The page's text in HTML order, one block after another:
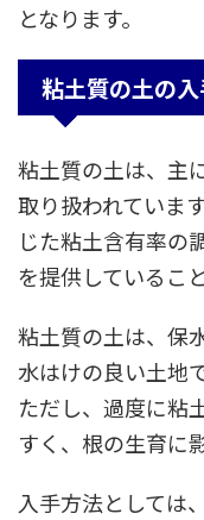
となります。
粘土質の土の
粘土質の土は、主
取り扱われていま
じた粘土含有率の
を提供しているこ
粘土質の土は、保
水はけの良い土地
ただし、過度に粘
すく、根の生育に
入手方法としては